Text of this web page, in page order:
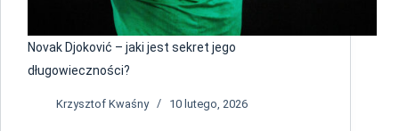
Novak Djoković – jaki jest sekret jego
długowieczności?
Krzysztof Kwaśny 10 lutego, 2026